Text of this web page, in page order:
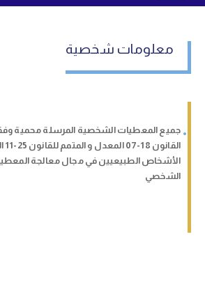
معلومات شخصية
جميع المعطيات الشخصية المرسلة محمية
الأشخاص الطبيعيين في مجال معالجة
الشخصي